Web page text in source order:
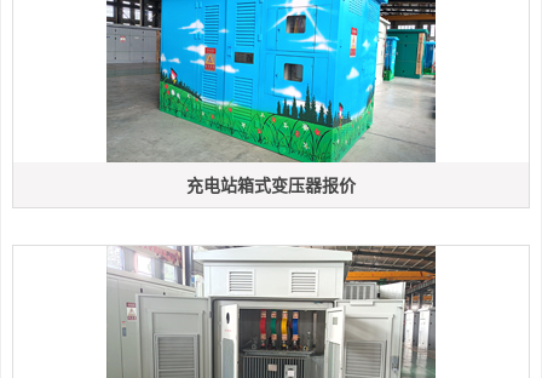
充电站箱式变压器报价